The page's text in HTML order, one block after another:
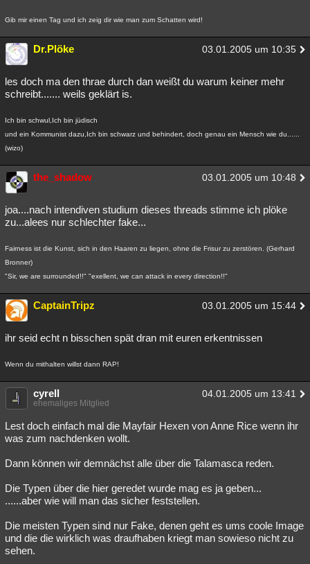
Gib mir einen Tag und ich zeig dir wie man zum Schatten wird!
Dr.Plöke 03.01.2005 um 10:35
les doch ma den thrae durch dan weißt du warum keiner mehr
schreibt....... weils geklärt is.
Ich bin schwul,Ich bin jüdisch
und ein Kommunist dazu,Ich bin schwarz und behindert, doch genau ein Mensch wie du......
(wizo)
the_shadow 03.01.2005 um 10:48
joa....nach intendiven studium dieses threads stimme ich plöke
zu...alees nur schlechter fake...
Fairness ist die Kunst, sich in den Haaren zu liegen, ohne die Frisur zu zerstören. (Gerhard
Bronner)
"Sir, we are surrounded!!" "exellent, we can attack in every direction!!"
CaptainTripz 03.01.2005 um 15:44
ihr seid echt n bisschen spät dran mit euren erkentnissen
Wenn du mithalten willst dann RAP!
cyrell 04.01.2005 um 13:41
ehemaliges Mitglied
Lest doch einfach mal die Mayfair Hexen von Anne Rice wenn ihr
was zum nachdenken wollt.
Dann können wir demnächst alle über die Talamasca reden.
Die Typen über die hier geredet wurde mag es ja geben...
......aber wie will man das sicher feststellen.
Die meisten Typen sind nur Fake, denen geht es ums coole Image
und die die wirklich was draufhaben kriegt man sowieso nicht zu
sehen.